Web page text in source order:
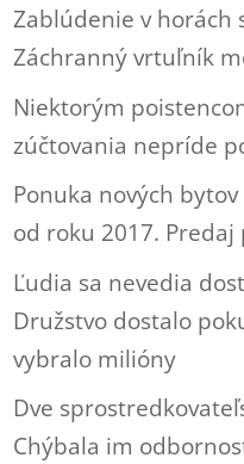
Zablúdenie v horách
Záchranný vrtuľník
Niektorým
zúčtovania nepríde
Ponuka nových
od roku 2017.
Ľudia sa nevedia
Družstvo dostalo
vybralo milióny
Dve
Chýbala im